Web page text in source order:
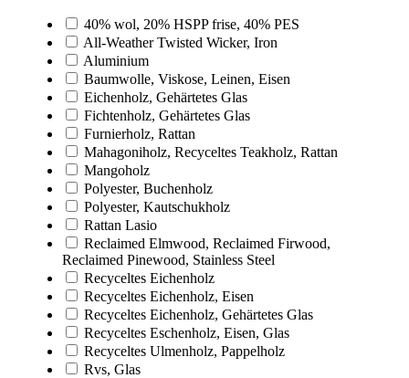
40% wol, 20% HSPP frise, 40% PES
All-Weather Twisted Wicker, Iron
Aluminium
Baumwolle, Viskose, Leinen, Eisen
Eichenholz, Gehärtetes Glas
Fichtenholz, Gehärtetes Glas
Furnierholz, Rattan
Mahagoniholz, Recyceltes Teakholz, Rattan
Mangoholz
Polyester, Buchenholz
Polyester, Kautschukholz
Rattan Lasio
Reclaimed Elmwood, Reclaimed Firwood,
Reclaimed Pinewood, Stainless Steel
Recyceltes Eichenholz
Recyceltes Eichenholz, Eisen
Recyceltes Eichenholz, Gehärtetes Glas
Recyceltes Eschenholz, Eisen, Glas
Recyceltes Ulmenholz, Pappelholz
Rvs, Glas